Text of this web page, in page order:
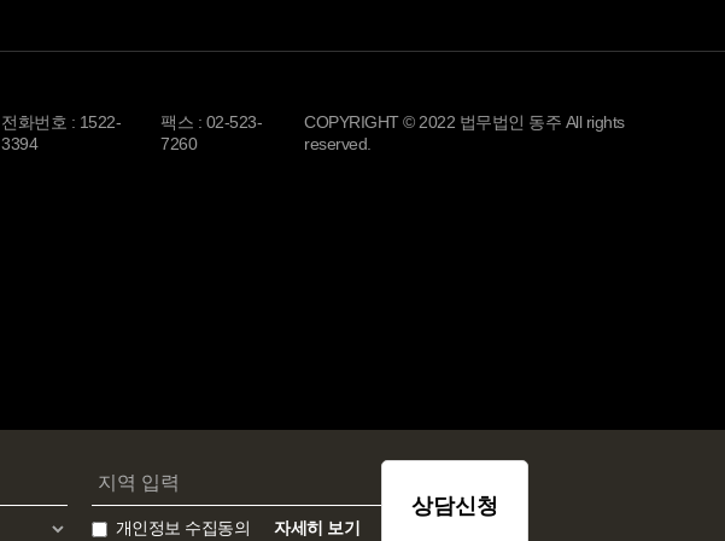
개인정보 수집동의 자세히 보기
상담신청
전화번호 : 1522-
3394
팩스 : 02-523-
7260
COPYRIGHT © 2022 법무법인 동주 All rights
reserved.